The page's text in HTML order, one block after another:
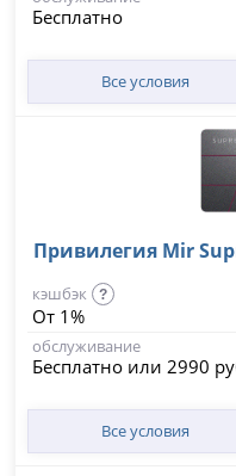
Бесплатно
Все условия
Привилегия Mir
кэшбэк
?
От 1%
обслуживание
Бесплатно или 2990
Все условия